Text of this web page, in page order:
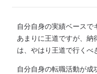
自分自身の実績ベース
あまりに王道ですが、納
は、やはり王道で行くべ
自分自身の転職活動が